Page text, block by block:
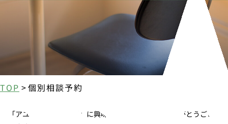
TOP >個別相談予約
「アユサ高校交換留学」に興味を持っていただきありがとうござ